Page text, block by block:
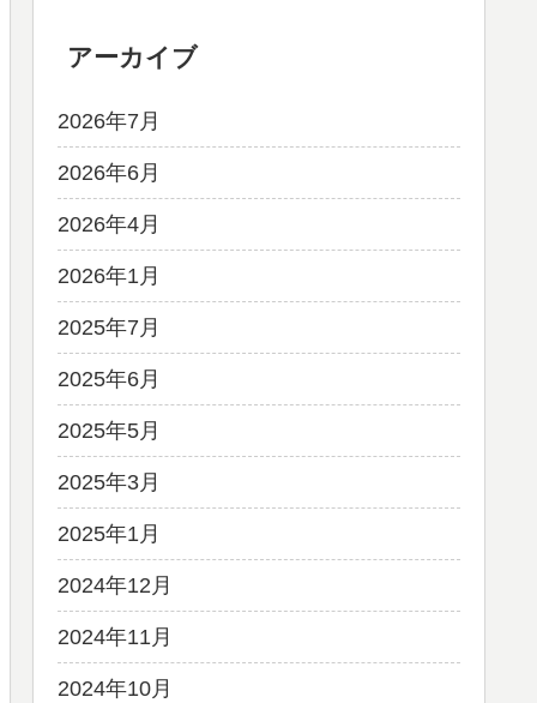
アーカイブ
2026年7月
2026年6月
2026年4月
2026年1月
2025年7月
2025年6月
2025年5月
2025年3月
2025年1月
2024年12月
2024年11月
2024年10月